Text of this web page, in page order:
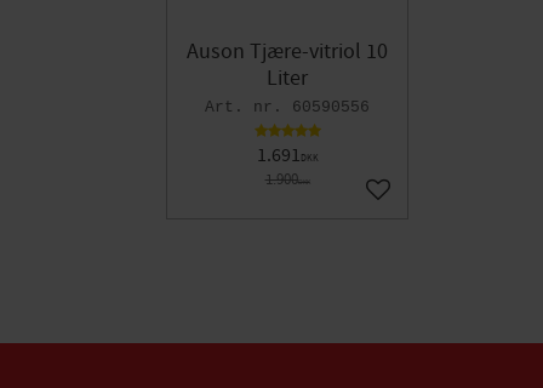
Auson Tjære-vitriol 10
Liter
60590556
1.691DKK
1.900DKK
Gem som favorit